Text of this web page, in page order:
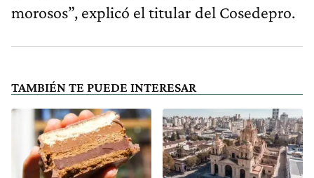
morosos”, explicó el titular del Cosedepro.
TAMBIÉN TE PUEDE INTERESAR